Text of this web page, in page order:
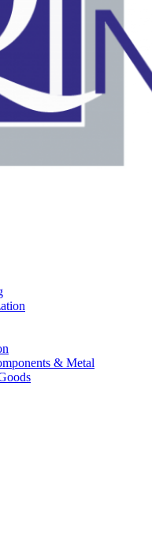
& Metal